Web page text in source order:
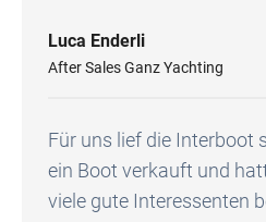
Luca Enderli
After Sales Ganz Yachting
Für uns lief die Interboot
ein Boot verkauft und
viele gute Interessenten